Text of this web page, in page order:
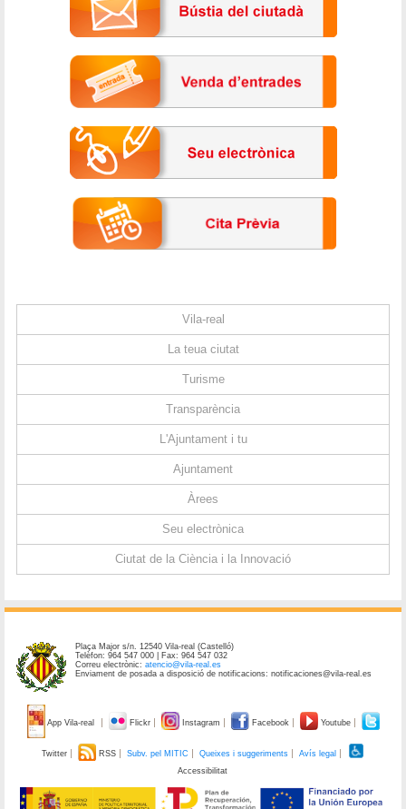
Vila-real
La teua ciutat
Turisme
Transparència
L'Ajuntament i tu
Ajuntament
Àrees
Seu electrònica
Ciutat de la Ciència i la Innovació
Plaça Major s/n. 12540 Vila-real (Castelló)
Telèfon: 964 547 000 | Fax: 964 547 032
Correu electrònic:atencio@vila-real.es
Enviament de posada a disposició de notificacions: notificaciones@vila-real.es
App Vila-real Flickr Instagram Facebook Youtube
Twitter RSS Subv. pel MITIC Queixes i suggeriments
Avís legal
Accessibilitat